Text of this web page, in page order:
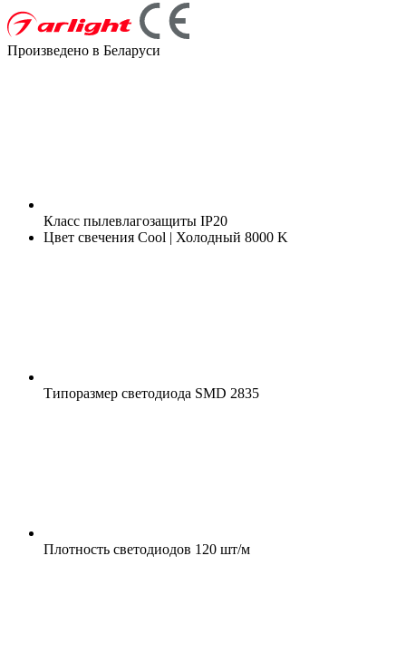
Произведено в Беларуси
Класс пылевлагозащиты IP20
Цвет свечения Cool | Холодный 8000 K
Типоразмер светодиода SMD 2835
Плотность светодиодов 120 шт/м